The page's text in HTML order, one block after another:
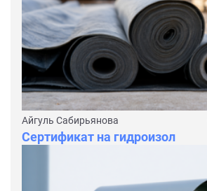
Айгуль Сабирьянова
Сертификат на гидроизол